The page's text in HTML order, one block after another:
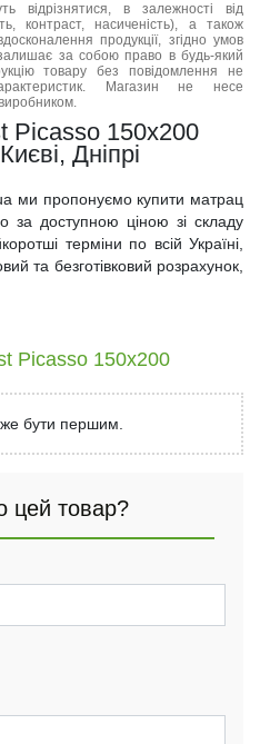
відрізнятися, в залежності від
контраст, насиченість), а також
продукції, згідно умов
за собою право в будь-який
товару без повідомлення не
Магазин не несе
виробником.
Picasso 150x200
Дніпрі
ми пропонуємо купити матрац
доступною ціною зі складу
терміни по всій Україні,
та безготівковий розрахунок,
Picasso 150x200
бути першим.
цей товар?